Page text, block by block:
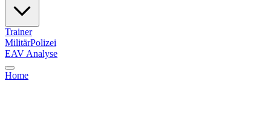
Trainer
MilitärPolizei
EAV Analyse
Home